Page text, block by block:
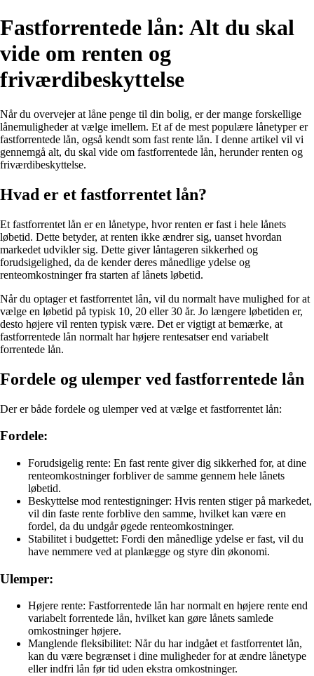
Fastforrentede lån: Alt du skal
vide om renten og
friværdibeskyttelse
Når du overvejer at låne penge til din bolig, er der mange forskellige
lånemuligheder at vælge imellem. Et af de mest populære lånetyper er
fastforrentede lån, også kendt som fast rente lån. I denne artikel vil vi
gennemgå alt, du skal vide om fastforrentede lån, herunder renten og
friværdibeskyttelse.
Hvad er et fastforrentet lån?
Et fastforrentet lån er en lånetype, hvor renten er fast i hele lånets
løbetid. Dette betyder, at renten ikke ændrer sig, uanset hvordan
markedet udvikler sig. Dette giver låntageren sikkerhed og
forudsigelighed, da de kender deres månedlige ydelse og
renteomkostninger fra starten af lånets løbetid.
Når du optager et fastforrentet lån, vil du normalt have mulighed for at
vælge en løbetid på typisk 10, 20 eller 30 år. Jo længere løbetiden er,
desto højere vil renten typisk være. Det er vigtigt at bemærke, at
fastforrentede lån normalt har højere rentesatser end variabelt
forrentede lån.
Fordele og ulemper ved fastforrentede lån
Der er både fordele og ulemper ved at vælge et fastforrentet lån:
Fordele:
Forudsigelig rente: En fast rente giver dig sikkerhed for, at dine
renteomkostninger forbliver de samme gennem hele lånets
løbetid.
Beskyttelse mod rentestigninger: Hvis renten stiger på markedet,
vil din faste rente forblive den samme, hvilket kan være en
fordel, da du undgår øgede renteomkostninger.
Stabilitet i budgettet: Fordi den månedlige ydelse er fast, vil du
have nemmere ved at planlægge og styre din økonomi.
Ulemper:
Højere rente: Fastforrentede lån har normalt en højere rente end
variabelt forrentede lån, hvilket kan gøre lånets samlede
omkostninger højere.
Manglende fleksibilitet: Når du har indgået et fastforrentet lån,
kan du være begrænset i dine muligheder for at ændre lånetype
eller indfri lån før tid uden ekstra omkostninger.